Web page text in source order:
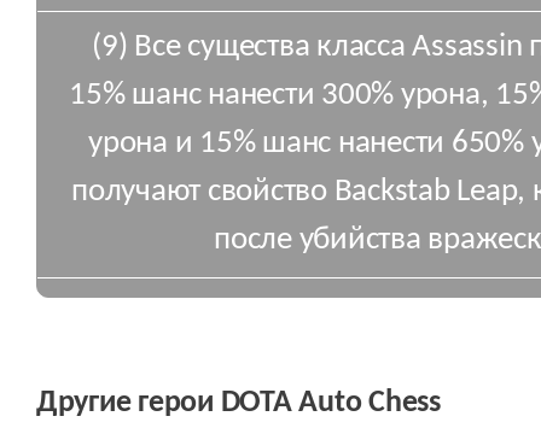
(9) Все существа класса Assassin
15% шанс нанести 300% урона,
урона и 15% шанс нанести 650%
получают свойство Backstab Leap,
после убийства
Другие герои DOTA Auto Chess